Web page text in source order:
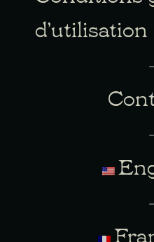
d’utilisation